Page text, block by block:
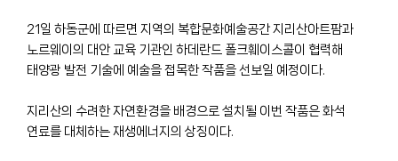
21일 하동군에 따르면 지역의 복합문화예술공간 지리산아트팜과
노르웨이의 대안 교육 기관인 하데란드 폴크훼이스콜이 협력해
태양광 발전 기술에 예술을 접목한 작품을 선보일 예정이다.
지리산의 수려한 자연환경을 배경으로 설치될 이번 작품은 화석
연료를 대체하는 재생에너지의 상징이다.